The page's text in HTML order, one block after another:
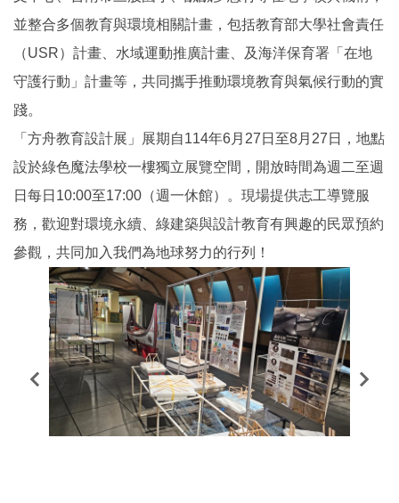
並整合多個教育與環境相關計畫，包括教育部大學社會責任
（USR）計畫、水域運動推廣計畫、及海洋保育署「在地
守護行動」計畫等，共同攜手推動環境教育與氣候行動的實
踐。
「方舟教育設計展」展期自114年6月27日至8月27日，地點
設於綠色魔法學校一樓獨立展覽空間，開放時間為週二至週
日每日10:00至17:00（週一休館）。現場提供志工導覽服
務，歡迎對環境永續、綠建築與設計教育有興趣的民眾預約
參觀，共同加入我們為地球努力的行列！